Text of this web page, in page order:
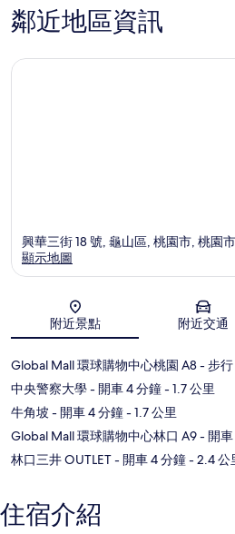
鄰近地區資訊
地圖
興華三街 18 號, 龜山區, 桃園市, 桃園
顯示地圖
附近景點 附近交通
Global Mall 環球購物中心桃園 A8- 步行
中央警察大學- 開車 4 分鐘- 1.7 公里
牛角坡 - 開車 4 分鐘- 1.7 公里
Global Mall 環球購物中心林口 A9- 開
林口三井 OUTLET- 開車 4 分鐘- 2.4 公
住宿介紹